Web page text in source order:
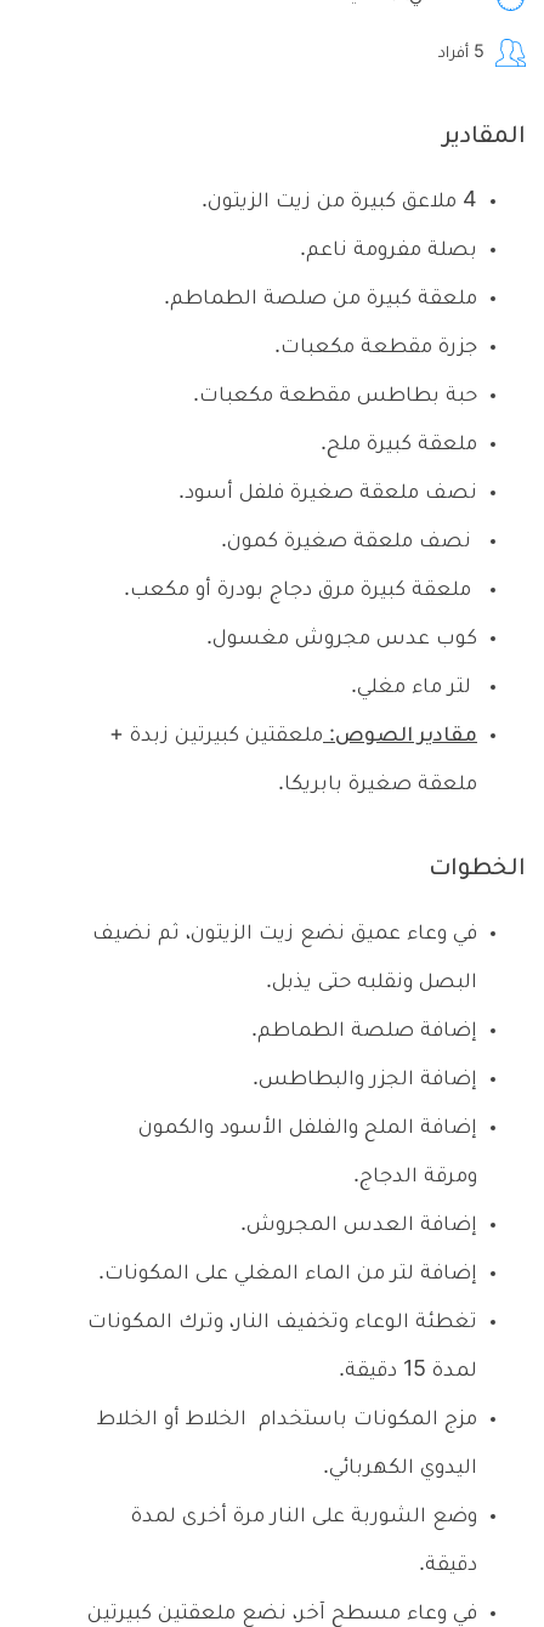
أفراد
المقادير
4 ملاعق كبيرة من زيت الزيتون.
بصلة مفرومة ناعم.
ملعقة كبيرة من صلصة الطماطم.
جزرة مقطعة مكعبات.
حبة بطاطس مقطعة مكعبات.
ملعقة كبيرة ملح.
نصف ملعقة صغيرة فلفل أسود.
نصف ملعقة صغيرة كمون.
ملعقة كبيرة مرق دجاج بودرة أو مكعب.
كوب عدس مجروش مغسول.
لتر ماء مغلي.
مقادير الصوص: ملعقتين كبيرتين زبدة +
ملعقة صغيرة بابريكا.
الخطوات
في وعاء عميق نضع زيت الزيتون، ثم نضيف
البصل ونقلبه حتى يذبل.
إضافة صلصة الطماطم.
إضافة الجزر والبطاطس.
إضافة الملح والفلفل الأسود والكمون
ومرقة الدجاج.
إضافة العدس المجروش.
إضافة لتر من الماء المغلي على المكونات.
تغطئة الوعاء وتخفيف النار، وترك المكونات
لمدة 15 دقيقة.
مزج المكونات باستخدام الخلاط أو الخلاط
اليدوي الكهربائي.
وضع الشوربة على النار مرة أخرى لمدة
دقيقة.
في وعاء مسطح آخر، نضع ملعقتين كبيرتين